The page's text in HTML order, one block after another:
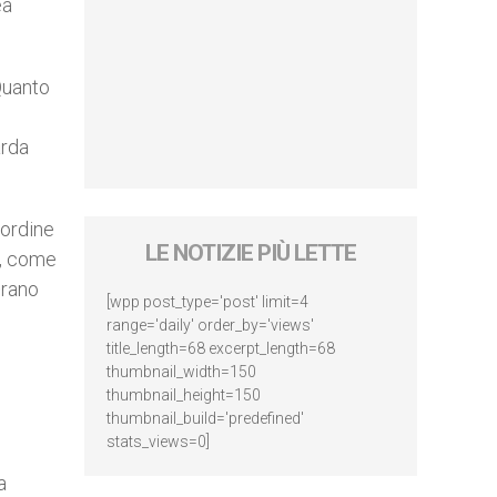
come
LE NOTIZIE PIÙ LETTE
[wpp post_type='post' limit=4
range='daily' order_by='views'
title_length=68 excerpt_length=68
thumbnail_width=150
thumbnail_height=150
thumbnail_build='predefined'
stats_views=0]